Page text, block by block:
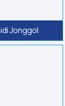
Jonggol